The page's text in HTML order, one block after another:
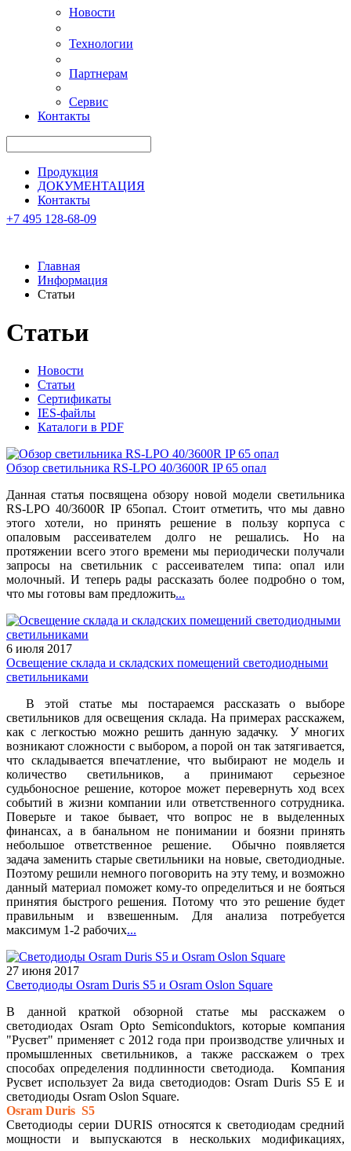
Новости
Технологии
Партнерам
Сервис
Контакты
Продукция
ДОКУМЕНТАЦИЯ
Контакты
+7 495 128-68-09
Главная
Информация
Статьи
Статьи
Новости
Статьи
Сертификаты
IES-файлы
Каталоги в PDF
Обзор светильника RS-LPO 40/3600R IP 65 опал
Данная статья посвящена обзору новой модели светильника
RS-LPO 40/3600R IP 65опал. Стоит отметить, что мы давно
этого хотели, но принять решение в пользу корпуса с
опаловым рассеивателем долго не решались. Но на
протяжении всего этого времени мы периодически получали
запросы на светильник с рассеивателем типа: опал или
молочный. И теперь рады рассказать более подробно о том,
что мы готовы вам предложить...
6 июля 2017
Освещение склада и складских помещений светодиодными
светильниками
В этой статье мы постараемся рассказать о выборе
светильников для освещения склада. На примерах расскажем,
как с легкостью можно решить данную задачку. У многих
возникают сложности с выбором, а порой он так затягивается,
что складывается впечатление, что выбирают не модель и
количество светильников, а принимают серьезное
судьбоносное решение, которое может перевернуть ход всех
событий в жизни компании или ответственного сотрудника.
Поверьте и такое бывает, что вопрос не в выделенных
финансах, а в банальном не понимании и боязни принять
небольшое ответственное решение. Обычно появляется
задача заменить старые светильники на новые, светодиодные.
Поэтому решили немного поговорить на эту тему, и возможно
данный материал поможет кому-то определиться и не бояться
принятия быстрого решения. Потому что это решение будет
правильным и взвешенным. Для анализа потребуется
максимум 1-2 рабочих...
27 июня 2017
Светодиоды Osram Duris S5 и Osram Oslon Square
В данной краткой обзорной статье мы расскажем о
светодиодах Osram Opto Semiconduktors, которые компания
"Русвет" применяет с 2012 года при производстве уличных и
промышленных светильников, а также расскажем о трех
способах определения подлинности светодиода. Компания
Русвет использует 2а вида светодиодов: Osram Duris S5 Е и
светодиоды Osram Oslon Square.
Osram Duris S5
Светодиоды серии DURIS относятся к светодиодам средний
мощности и выпускаются в нескольких модификациях,